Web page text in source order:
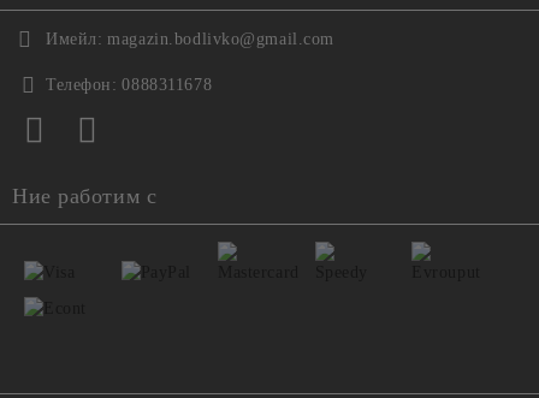
Имейл: magazin.bodlivko@gmail.com
Телефон: 0888311678
Ние работим с